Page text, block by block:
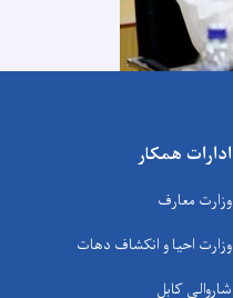
ادارات همکار
وزارت معارف
وزارت احیا و انکشاف دهات
شاروالی کابل